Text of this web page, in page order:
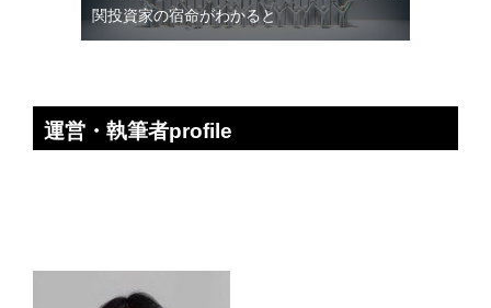
関投資家の宿命がわかると
運営・執筆者profile